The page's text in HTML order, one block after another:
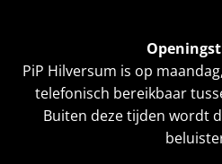
PiP Hilversum is op
telefonisch bereikbaar
Buiten deze tijden wordt